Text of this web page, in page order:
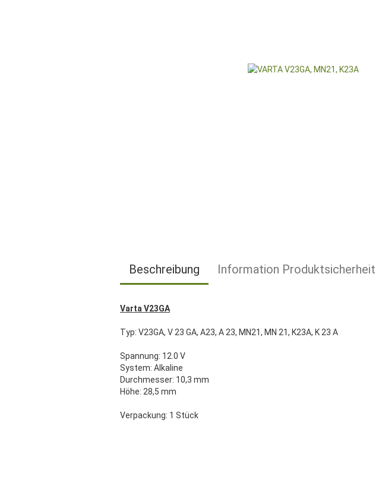
Beschreibung Information Produktsicherheit
Varta V23GA
Typ: V23GA, V 23 GA, A23, A 23, MN21, MN 21, K23A, K 23 A
Spannung: 12.0 V
System: Alkaline
Durchmesser: 10,3 mm
Höhe: 28,5 mm
Verpackung: 1 Stück